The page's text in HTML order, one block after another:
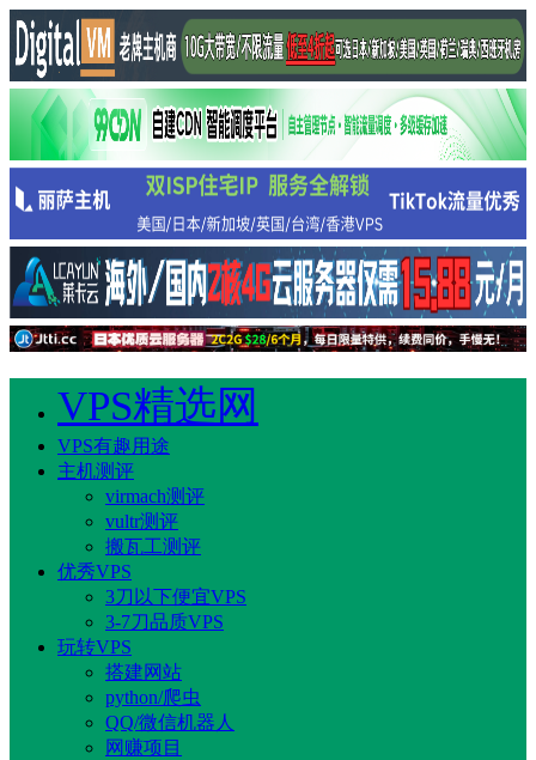
VPS精选网
VPS有趣用途
主机测评
virmach测评
vultr测评
搬瓦工测评
优秀VPS
3刀以下便宜VPS
3-7刀品质VPS
玩转VPS
搭建网站
python/爬虫
QQ/微信机器人
网赚项目